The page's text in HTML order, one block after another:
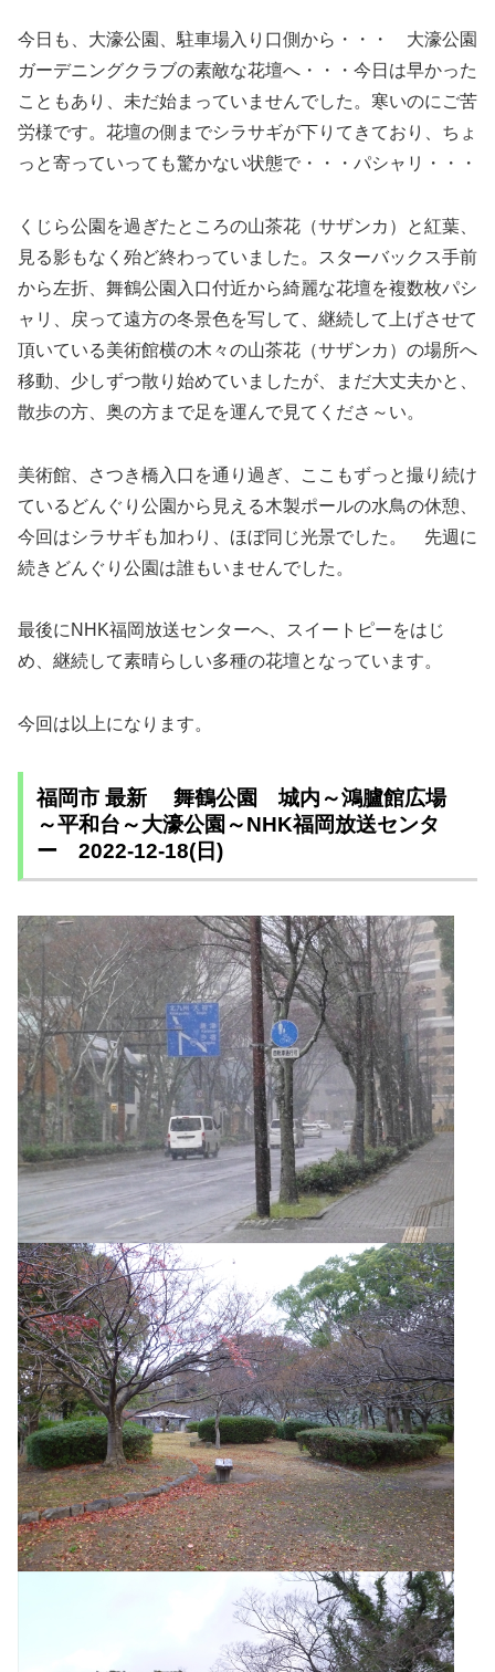
今日も、大濠公園、駐車場入り口側から・・・ 大濠公園
ガーデニングクラブの素敵な花壇へ・・・今日は早かった
こともあり、未だ始まっていませんでした。寒いのにご苦
労様です。花壇の側までシラサギが下りてきており、ちょ
っと寄っていっても驚かない状態で・・・パシャリ・・・
くじら公園を過ぎたところの山茶花（サザンカ）と紅葉、
見る影もなく殆ど終わっていました。スターバックス手前
から左折、舞鶴公園入口付近から綺麗な花壇を複数枚パシ
ャリ、戻って遠方の冬景色を写して、継続して上げさせて
頂いている美術館横の木々の山茶花（サザンカ）の場所へ
移動、少しずつ散り始めていましたが、まだ大丈夫かと、
散歩の方、奥の方まで足を運んで見てくださ～い。
美術館、さつき橋入口を通り過ぎ、ここもずっと撮り続け
ているどんぐり公園から見える木製ポールの水鳥の休憩、
今回はシラサギも加わり、ほぼ同じ光景でした。 先週に
続きどんぐり公園は誰もいませんでした。
最後にNHK福岡放送センターへ、スイートピーをはじ
め、継続して素晴らしい多種の花壇となっています。
今回は以上になります。
福岡市 最新 舞鶴公園 城内～鴻臚館広場
～平和台～大濠公園～NHK福岡放送センタ
ー 2022-12-18(日)